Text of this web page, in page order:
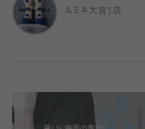
ルミネ大宮1店